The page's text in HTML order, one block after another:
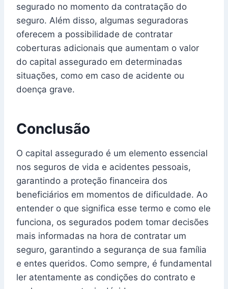
segurado no momento da contratação do
seguro. Além disso, algumas seguradoras
oferecem a possibilidade de contratar
coberturas adicionais que aumentam o valor
do capital assegurado em determinadas
situações, como em caso de acidente ou
doença grave.
Conclusão
O capital assegurado é um elemento essencial
nos seguros de vida e acidentes pessoais,
garantindo a proteção financeira dos
beneficiários em momentos de dificuldade. Ao
entender o que significa esse termo e como ele
funciona, os segurados podem tomar decisões
mais informadas na hora de contratar um
seguro, garantindo a segurança de sua família
e entes queridos. Como sempre, é fundamental
ler atentamente as condições do contrato e